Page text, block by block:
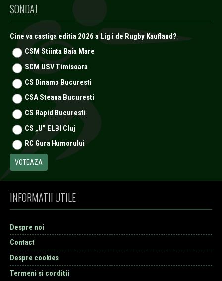
SONDAJ
Cine va castiga editia 2026 a Ligii de Rugby Kaufland?
CSM Stiinta Baia Mare
SCM USV Timisoara
CS Dinamo Bucuresti
CSA Steaua Bucuresti
CS Rapid Bucuresti
CS „U” ELBI Cluj
RC Gura Humorului
INFORMATII UTILE
Despre noi
Contact
Despre cookies
Termeni si conditii